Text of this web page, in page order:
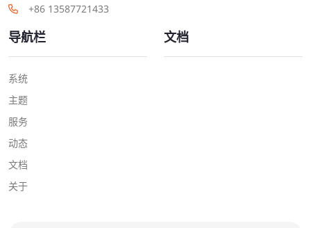
+86 13587721433
导航栏
系统
主题
服务
动态
文档
关于
文档